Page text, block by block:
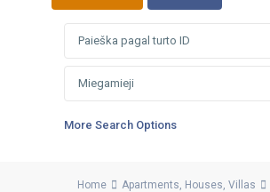
More Search Options
Home Apartments, Houses, Villas